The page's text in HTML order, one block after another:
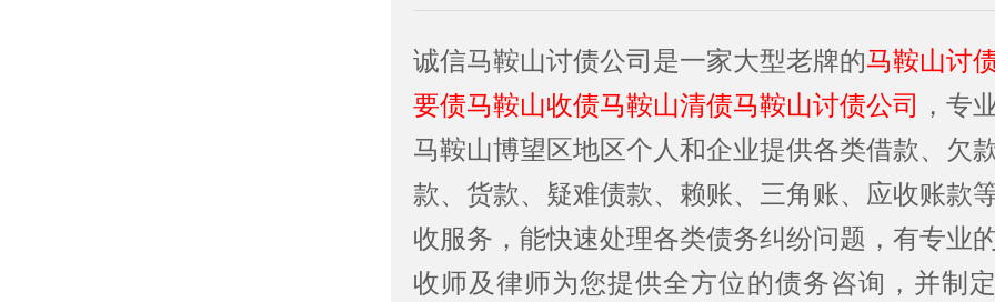
诚信马鞍山讨债公司是一家大型老牌的马鞍山讨
要债马鞍山收债马鞍山清债马鞍山讨债公司 ，专
马鞍山博望区地区个人和企业提供各类借款、欠
款、货款、疑难债款、赖账、三角账、应收账款
收服务，能快速处理各类债务纠纷问题，有专业
收师及律师为您提供全方位的债务咨询，并制